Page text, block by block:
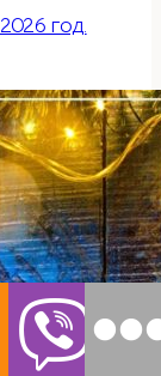
год.